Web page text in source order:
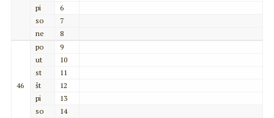
pi
6
so
7
ne
8
46
po
9
ut
10
st
11
št
12
pi
13
so
14